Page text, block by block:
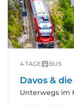
4 TAGE BUS
Davos &
Unterwegs im